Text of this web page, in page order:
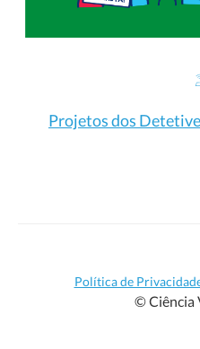
Projetos dos
Política de
© Ciência